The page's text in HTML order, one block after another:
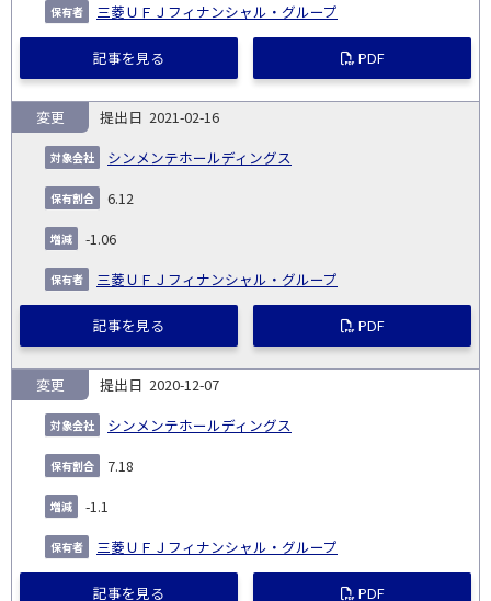
三菱ＵＦＪフィナンシャル・グループ
記事を見る PDF
2021-02-16
シンメンテホールディングス
変更
6.12
-1.06
三菱ＵＦＪフィナンシャル・グループ
記事を見る PDF
2020-12-07
シンメンテホールディングス
変更
7.18
-1.1
三菱ＵＦＪフィナンシャル・グループ
記事を見る PDF